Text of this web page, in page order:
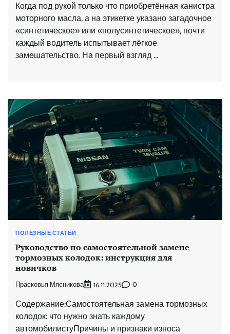
Когда под рукой только что приобретённая канистра
моторного масла, а на этикетке указано загадочное
«синтетическое» или «полусинтетическое», почти
каждый водитель испытывает лёгкое
замешательство. На первый взгляд …
ПОЛЕЗНЫЕ СТАТЬИ
Руководство по самостоятельной замене
тормозных колодок: инструкция для
новичков
Прасковья Мясникова 16.11.2025 0
Содержание:Самостоятельная замена тормозных
колодок: что нужно знать каждому
автомобилистуПричины и признаки износа